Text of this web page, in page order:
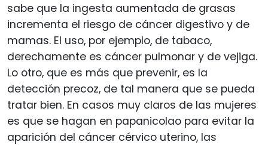
sabe que la ingesta aumentada de grasas
incrementa el riesgo de cáncer digestivo y de
mamas. El uso, por ejemplo, de tabaco,
derechamente es cáncer pulmonar y de vejiga.
Lo otro, que es más que prevenir, es la
detección precoz, de tal manera que se pueda
tratar bien. En casos muy claros de las mujeres
es que se hagan en papanicolao para evitar la
aparición del cáncer cérvico uterino, las